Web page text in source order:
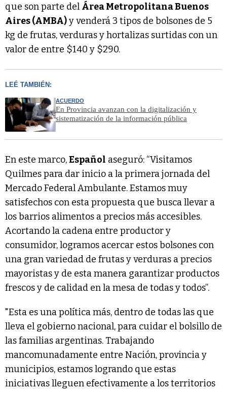
que son parte del Área Metropolitana Buenos
Aires (AMBA)y venderá 3 tipos de bolsones de 5
kg de frutas, verduras y hortalizas surtidas con un
valor de entre $140 y $290.
LEÉ TAMBIÉN:
ACUERDO
En Provincia avanzan con la digitalización y
sistematización de la información pública
En este marco,Español aseguró: “Visitamos
Quilmes para dar inicio a la primera jornada del
Mercado Federal Ambulante. Estamos muy
satisfechos con esta propuesta que busca llevar a
los barrios alimentos a precios más accesibles.
Acortando la cadena entre productor y
consumidor, logramos acercar estos bolsones con
una gran variedad de frutas y verduras a precios
mayoristas y de esta manera garantizar productos
frescos y de calidad en la mesa de todas y todos”.
"Esta es una política más, dentro de todas las que
lleva el gobierno nacional, para cuidar el bolsillo de
las familias argentinas. Trabajando
mancomunadamente entre Nación, provincia y
municipios, estamos logrando que estas
iniciativas lleguen efectivamente a los territorios